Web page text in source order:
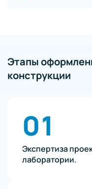
Этапы
конструкции
01
Экспертиза
лаборатории.